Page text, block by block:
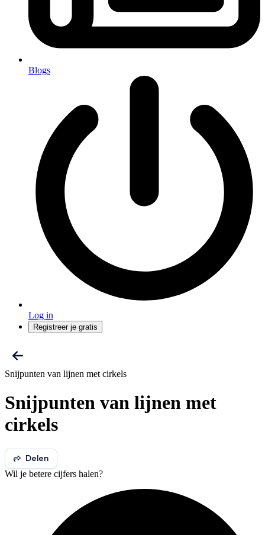
Blogs
Log in
Registreer je gratis
Snijpunten van lijnen met cirkels
Snijpunten van lijnen met
cirkels
Delen
Wil je betere cijfers halen?